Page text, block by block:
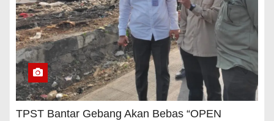
TPST Bantar Gebang Akan Bebas “OPEN